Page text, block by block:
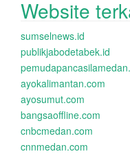
Website
sumselnews.id
publikjabodetabek.id
ayokalimantan.com
ayosumut.com
bangsaoffline.com
cnbcmedan.com
cnnmedan.com